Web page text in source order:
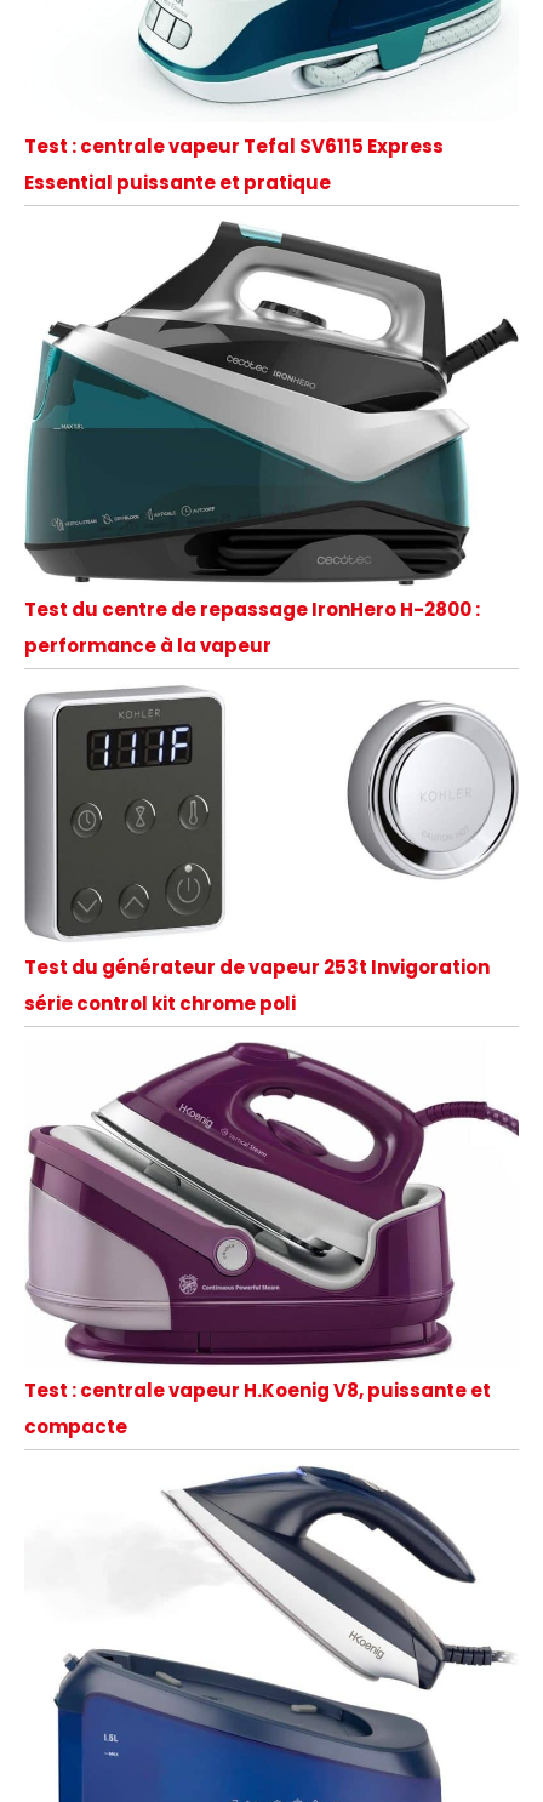
Test : centrale vapeur Tefal SV6115 Express
Essential puissante et pratique
Test du centre de repassage IronHero H-2800 :
performance à la vapeur
Test du générateur de vapeur 253t Invigoration
série control kit chrome poli
Test : centrale vapeur H.Koenig V8, puissante et
compacte